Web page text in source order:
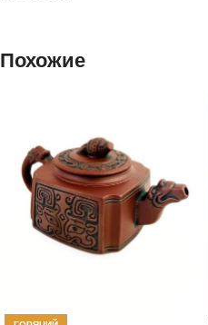
Похожие